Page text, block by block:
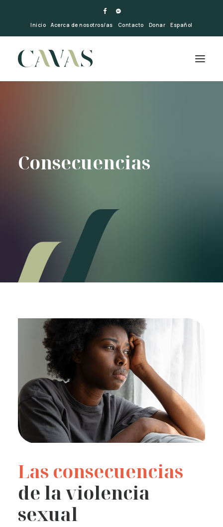
Inicio Acerca de nosotros/as Contacto Donar Español
Consecuencias
Las consecuencias
de la violencia
sexual